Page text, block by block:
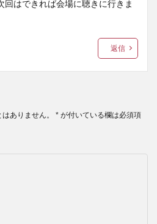
回はできれば会場に聴きに行きま
返信
ありません。 * が付いている欄は必須項